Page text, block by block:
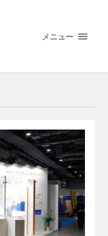
メニュー